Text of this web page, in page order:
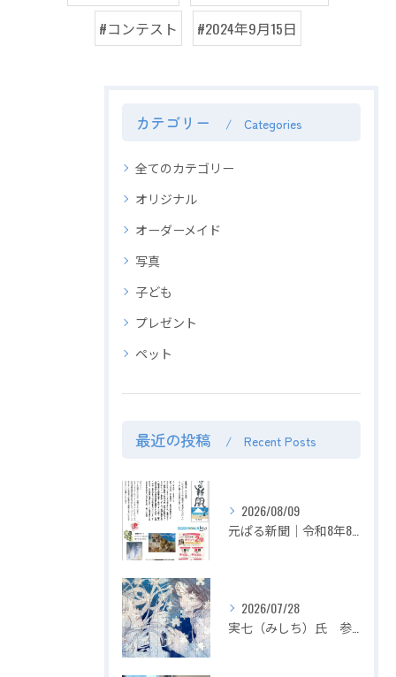
#コンテスト
#2024年9月15日
カテゴリー Categories
全てのカテゴリー
オリジナル
オーダーメイド
写真
子ども
プレゼント
ペット
最近の投稿 Recent Posts
2026/08/09
2026/07/28